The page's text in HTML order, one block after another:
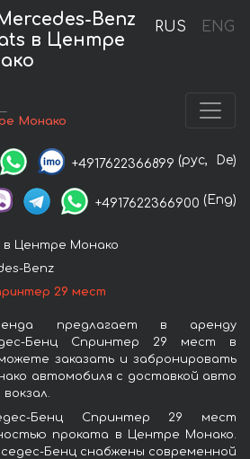
RUS ENG
Benz
в Центре
Монако
+4917622366899 (рус, De)
+4917622366900 (Eng)
Центре Монако
Benz
29 мест
предлагает в аренду
Бенц Спринтер 29 мест в
заказать и забронировать
автомобиля с доставкой авто
Бенц Спринтер 29 мест
проката в Центре Монако.
Бенц снабжены современной